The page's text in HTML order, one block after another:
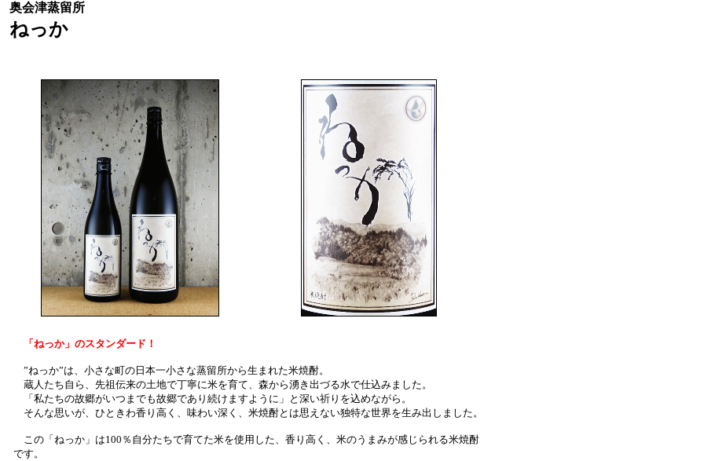
奥会津蒸留所
ねっか
「ねっか」のスタンダード！
”ねっか”は、小さな町の日本一小さな蒸留所から生まれた米焼酎。
蔵人たち自ら、先祖伝来の土地で丁寧に米を育て、森から湧き出づる水で仕込みました。
「私たちの故郷がいつまでも故郷であり続けますように」と深い祈りを込めながら。
そんな思いが、ひときわ香り高く、味わい深く、米焼酎とは思えない独特な世界を生み出しました。
この「ねっか」は100％自分たちで育てた米を使用した、香り高く、米のうまみが感じられる米焼酎
です。